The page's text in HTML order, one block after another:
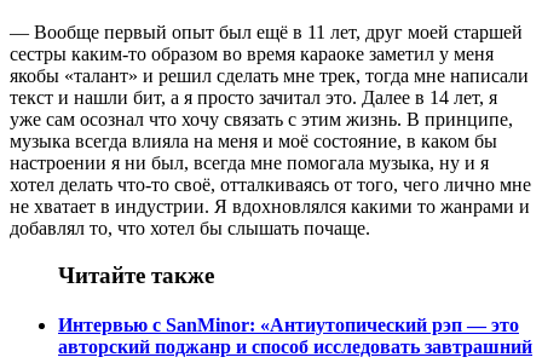
— Вообще первый опыт был ещё в 11 лет, друг моей старшей
сестры каким-то образом во время караоке заметил у меня
якобы «талант» и решил сделать мне трек, тогда мне написали
текст и нашли бит, а я просто зачитал это. Далее в 14 лет, я
уже сам осознал что хочу связать с этим жизнь. В принципе,
музыка всегда влияла на меня и моё состояние, в каком бы
настроении я ни был, всегда мне помогала музыка, ну и я
хотел делать что-то своё, отталкиваясь от того, чего лично мне
не хватает в индустрии. Я вдохновлялся какими то жанрами и
добавлял то, что хотел бы слышать почаще.
Читайте также
Интервью с SanMinor: «Антиутопический рэп — это
авторский поджанр и способ исследовать завтрашний